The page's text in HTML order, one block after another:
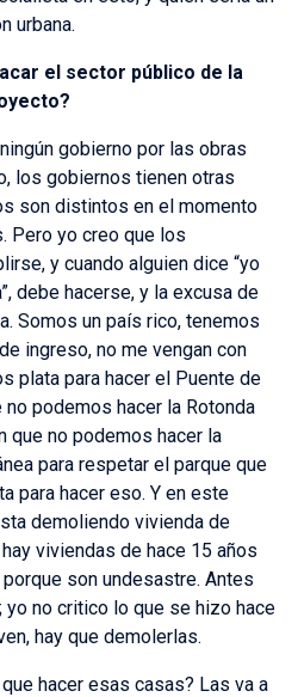
urbana.
el sector público de la
gobierno por las obras
los gobiernos tienen otras
son distintos en el momento
Pero yo creo que los
y cuando alguien dice “yo
debe hacerse, y la excusa de
Somos un país rico, tenemos
ingreso, no me vengan con
plata para hacer el Puente de
no podemos hacer la Rotonda
que no podemos hacer la
para respetar el parque que
para hacer eso. Y en este
demoliendo vivienda de
viviendas de hace 15 años
son undesastre. Antes
yo no critico lo que se hizo hace
hay que demolerlas.
hacer esas casas? Las va a